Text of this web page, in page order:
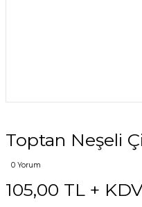
Toptan Neşeli
0 Yorum
105,00 TL +